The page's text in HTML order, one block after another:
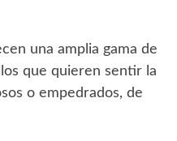
una amplia gama de
que quieren sentir la
o empedrados, de